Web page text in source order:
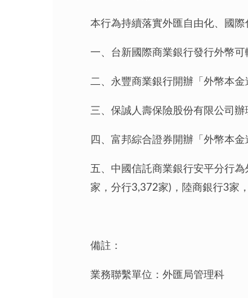
本行為持續落實外匯自由化、國
一、台新國際商業銀行發行外幣可
二、永豐商業銀行開辦「外幣本
三、保誠人壽保險股份有限公司
四、富邦綜合證券開辦「外幣本
五、中國信託商業銀行安平分行
家，分行3,372家)，陸商銀行3家
備註：
業務聯繫單位：外匯局管理科